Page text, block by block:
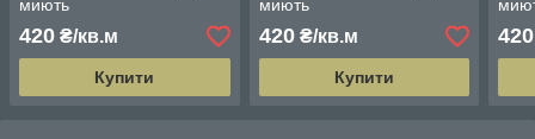
миють
420 ₴/кв.м
Купити
миють
420₴/кв.м
Купити
420